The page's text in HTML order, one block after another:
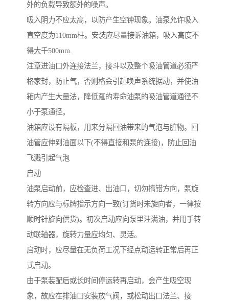
外的负载导致额外的噪声。
吸入阴力不应太高，以防产生空钟现象。油泵允许吸入
直空度为110mm柱。安装应尽量接诉油箱，吸入高度不
得大千500mm.
注章进油口外连接法兰，接斗以及整个吸油管道必须严
格家封，防止气，否则格会引起唤声系统据动，并使油
箱内产生大量法，降低趸的寿命油泵的吸油管道通径不
小于泵通径。
油箱应设有隔板，用来分隔回油带来的气泡与脏物。回
油管应伸到油面以下(不得直接和泵的连接)，防止回油
飞溅引起气泡
启动
油泵启动前，应检查进、出油口，切勿搞错方向，泵旋
转方向应与标牌指示方向一致(订货时未旋向者，一律按
顺时针旋向供货)。初次启动应向泵里注满油，并用手转
动联轴器，旋转力量应均匀、灵活。
启动时，应尽量在无负荷工况下经点动运转正常后再正
式启动。
由于泵装配后或长时间停运转再启动，会产生吸空现
象，故应在排油口安装放气阀，或松动出口法兰、接